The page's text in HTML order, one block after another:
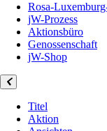
Rosa-
jW-Prozess
Aktionsbüro
Genossenschaft
jW-Shop
Titel
Aktion